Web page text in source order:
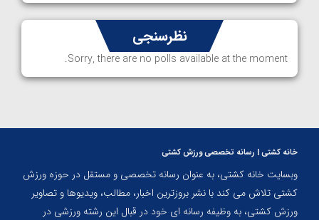
نظرسنجی
Sorry, there are no polls available at the moment.
خانه کشتی | رسانه تخصصی ورزش کشتی
وبسایت خانه کشتی، به عنوان رسانه تخصصی و مستقل در حوزه ورزش
کشتی تلاش می کند با نشر بروزترین اخبار، مطالب، ویدیوها و تصاویر
ورزش کشتی، به وظیفه رسانه ای خود در قبال این رشته ورزشی در